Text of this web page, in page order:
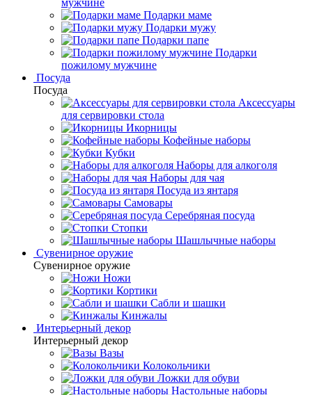
мужчине
Подарки маме
Подарки мужу
Подарки папе
Подарки
пожилому мужчине
Посуда
Посуда
Аксессуары
для сервировки стола
Икорницы
Кофейные наборы
Кубки
Наборы для алкоголя
Наборы для чая
Посуда из янтаря
Самовары
Серебряная посуда
Стопки
Шашлычные наборы
Сувенирное оружие
Сувенирное оружие
Ножи
Кортики
Сабли и шашки
Кинжалы
Интерьерный декор
Интерьерный декор
Вазы
Колокольчики
Ложки для обуви
Настольные наборы